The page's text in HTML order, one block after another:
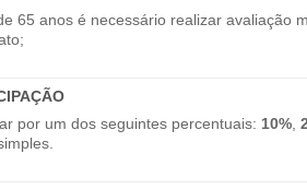
65 anos é necessário realizar avaliação
por um dos seguintes percentuais: 10%,